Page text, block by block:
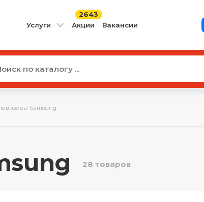
Услуги Акции
2643
Вакансии
Samsung
28 товаров